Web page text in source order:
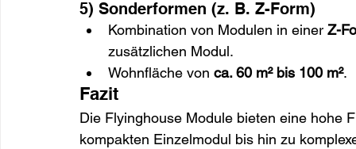
5) Sonderformen (z. B. Z-Form)
Kombination von Modulen in einer Z-
zusätzlichen Modul.
Wohnfläche von ca. 60 m² bis 100 m².
Fazit
Die Flyinghouse Module bieten eine hohe
kompakten Einzelmodul bis hin zu